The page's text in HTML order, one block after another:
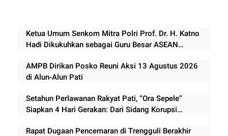
Ketua Umum Senkom Mitra Polri Prof. Dr. H. Katno
Hadi Dikukuhkan sebagai Guru Besar ASEAN
AMPB Dirikan Posko Reuni Aksi 13 Agustus 2026
di Alun-Alun Pati
Setahun Perlawanan Rakyat Pati, “Ora Sepele”
Siapkan 4 Hari Gerakan: Dari Sidang Korupsi
Rapat Dugaan Pencemaran di Trengguli Berakhir